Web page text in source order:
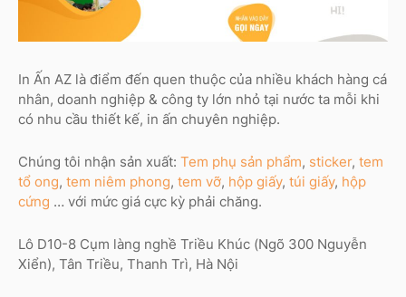
In Ấn AZ là điểm đến quen thuộc của nhiều khách hàng cá
nhân, doanh nghiệp & công ty lớn nhỏ tại nước ta mỗi khi
có nhu cầu thiết kế, in ấn chuyên nghiệp.
Chúng tôi nhận sản xuất: Tem phụ sản phẩm, sticker, tem
tổ ong, tem niêm phong, tem vỡ, hộp giấy, túi giấy, hộp
cứng … với mức giá cực kỳ phải chăng.
Lô D10-8 Cụm làng nghề Triều Khúc (Ngõ 300 Nguyễn
Xiển), Tân Triều, Thanh Trì, Hà Nội